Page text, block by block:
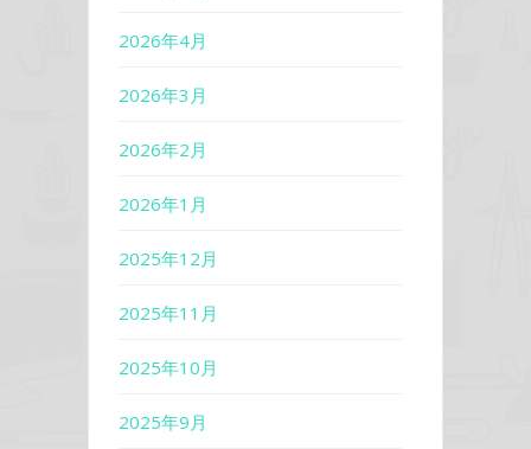
2026年4月
2026年3月
2026年2月
2026年1月
2025年12月
2025年11月
2025年10月
2025年9月